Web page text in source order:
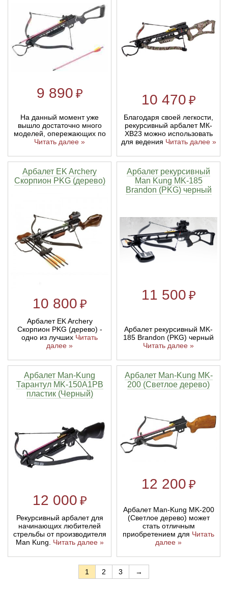
9 890 ₽
На данный момент уже
вышло достаточно много
моделей, опережающих по
Читать далее »
10 470 ₽
Благодаря своей легкости,
рекурсивный арбалет МК-
ХВ23 можно использовать
для ведения Читать далее »
Арбалет EK Archery
Скорпион PKG (дерево)
10 800 ₽
Арбалет EK Archery
Скорпион PKG (дерево) -
одно из лучших Читать
далее »
Арбалет рекурсивный
Man Kung MK-185
Brandon (PKG) черный
11 500 ₽
Арбалет рекурсивный MK-
185 Brandon (PKG) черный
Читать далее »
Арбалет Man-Kung
Тарантул MK-150A1PB
пластик (Черный)
12 000 ₽
Рекурсивный арбалет для
начинающих любителей
стрельбы от производителя
Man Kung. Читать далее »
Арбалет Man-Kung MK-
200 (Светлое дерево)
12 200 ₽
Арбалет Man-Kung MK-200
(Светлое дерево) может
стать отличным
приобретением для Читать
далее »
1 2 3 →